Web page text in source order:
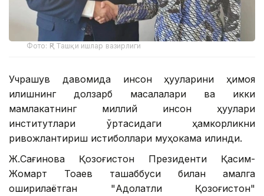
Фото: ҚР Ташқи ишлар вазирлиги
Учрашув давомида инсон ҳуқуқларини ҳимоя
қилишнинг долзарб масалалари ва икки
мамлакатнинг миллий инсон ҳуқуқлари
институтлари ўртасидаги ҳамкорликни
ривожлантириш истиқболлари муҳокама қилинди.
Ж.Сағинова Қозоғистон Президенти Қасим-
Жомарт Тоқаев ташаббуси билан амалга
оширилаётган "Адолатли Қозоғистон"